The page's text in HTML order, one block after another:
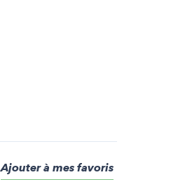
Ajouter à mes favoris